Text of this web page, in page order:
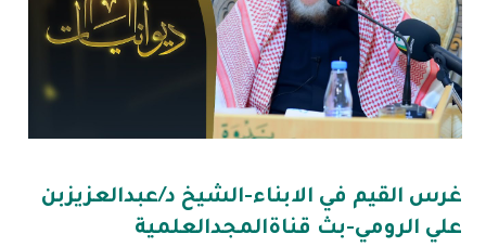
غرس القيم في الابناء-الشيخ د/عبدالعزيزبن
علي الرومي-بث قناةالمجدالعلمية